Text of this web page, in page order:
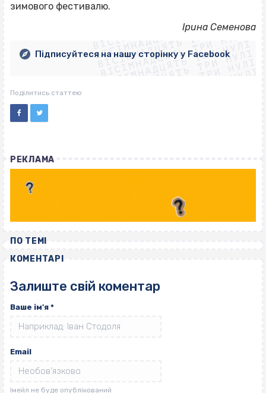
зимового фестивалю.
Ірина Семенова
ВІСІМНАДЦЯТЬ ТРИ НУЛІ
ВІСІМНАДЦЯТЬ ТРИ НУЛІ
ВІСІМНАДЦЯТЬ ТРИ НУЛІ
ВІСІМНАДЦЯТЬ ТРИ НУЛІ
ВІСІМНАДЦЯТЬ ТРИ НУЛІ
ВІСІМНАДЦЯТЬ ТРИ НУЛІ
ВІСІМНАДЦЯТЬ ТРИ НУЛІ
ВІСІМНАДЦЯТЬ ТРИ НУЛІ
Підписуйтеся на нашу сторінку у Facebook
Поділитись статтею
РЕКЛАМА
ПО ТЕМІ
КОМЕНТАРІ
Залиште свій коментар
Ваше ім'я *
Email